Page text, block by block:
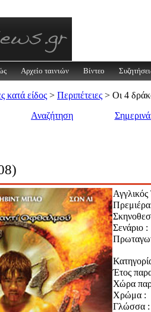
Αρχείο ταινιών Βίντεο
κατά είδος > Περιπέτειες > Οι 4
Αναζήτηση
Αγγλικός
Σενάριο :
Έτος
Χώρα
Χρώμα :
Γλώσσα :